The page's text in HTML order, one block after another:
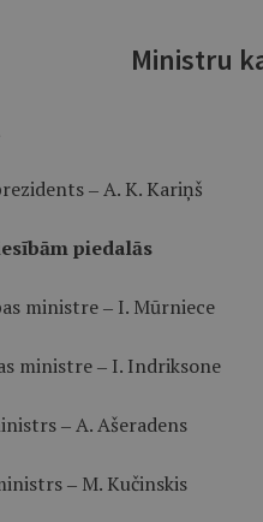
Ministru
‒ A. K. Kariņš
piedalās
ministre ‒ I. Mūrniece
ministre ‒ I. Indriksone
‒ A. Ašeradens
‒ M. Kučinskis